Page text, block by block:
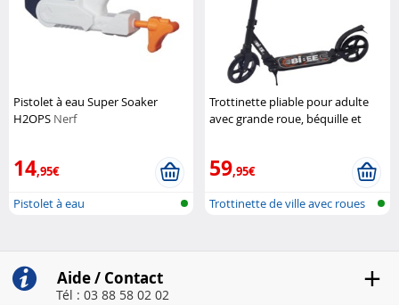
Pistolet à eau Super Soaker
H2OPS Nerf
14,95€
Pistolet à eau
Trottinette pliable pour adulte
avec grande roue, béquille et
59,95€
Trottinette de ville avec roues
Aide / Contact
Tél : 03 88 58 02 02